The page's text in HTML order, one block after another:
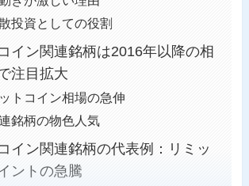
投資としての役割
イン関連銘柄は2016年以降の相
注目拡大
トコイン相場の急伸
銘柄の物色人気
イン関連銘柄の代表例：リミッ
ントの急騰